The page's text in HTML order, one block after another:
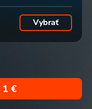
Vybrať
1 €